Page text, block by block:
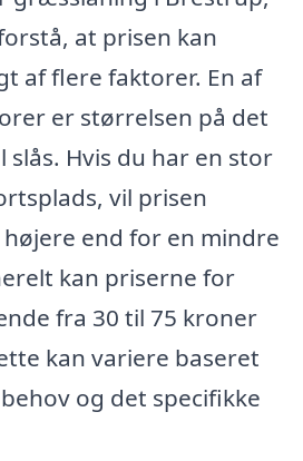
at prisen kan
af flere faktorer. En af
er størrelsen på det
slås. Hvis du har en stor
vil prisen
end for en mindre
kan priserne for
fra 30 til 75 kroner
kan variere baseret
og det specifikke